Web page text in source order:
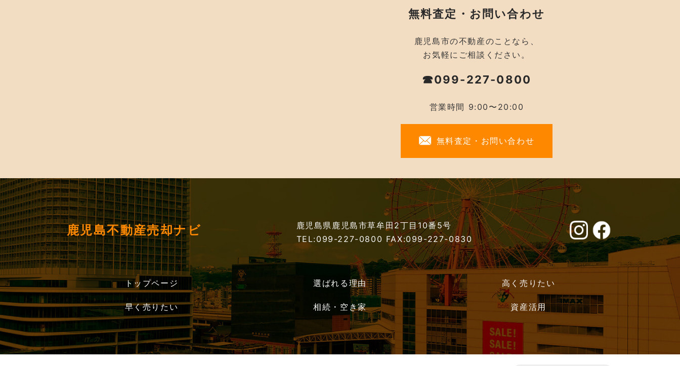
無料査定・お問い合わせ
鹿児島市の不動産のことなら、
お気軽にご相談ください。
☎099-227-0800
営業時間 9:00〜20:00
無料査定・お問い合わせ
鹿児島不動産売却ナビ
鹿児島県鹿児島市草牟田2丁目10番5号
TEL:099-227-0800 FAX:099-227-0830
トップページ 選ばれる理由 高く売りたい
早く売りたい 相続・空き家 資産活用